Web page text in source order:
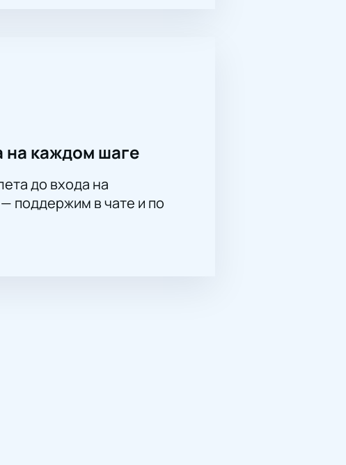
на каждом шаге
до входа на
поддержим в чате и по